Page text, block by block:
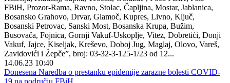
FBiH, Prozor-Rama, Ravno, Stolac, Čapljina, Mostar, Jablanica,
Bosansko Grahovo, Drvar, Glamoč, Kupres, Livno, Ključ,
Bosanski Petrovac, Sanski Most, Bosanska Krupa, Bužim,
Busovača, Fojnica, Gornji Vakuf-Uskoplje, Vitez, Dobretići, Donji
Vakuf, Jajce, Kiseljak, Kreševo, Doboj Jug, Maglaj, Olovo, Vareš,
Zavidovići i Žepče”, broj: 03-32-3-125-1/23 od 12...
14.06.23 10:40
Donesena Naredba o prestanku epidemije zarazne bolesti COVID-
19 na području FBiH